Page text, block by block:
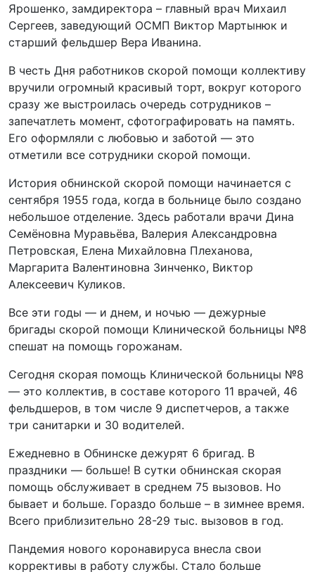
Ярошенко, замдиректора – главный врач Михаил
Сергеев, заведующий ОСМП Виктор Мартынюк и
старший фельдшер Вера Иванина.
В честь Дня работников скорой помощи коллективу
вручили огромный красивый торт, вокруг которого
сразу же выстроилась очередь сотрудников –
запечатлеть момент, сфотографировать на память.
Его оформляли с любовью и заботой — это
отметили все сотрудники скорой помощи.
История обнинской скорой помощи начинается с
сентября 1955 года, когда в больнице было создано
небольшое отделение. Здесь работали врачи Дина
Семёновна Муравьёва, Валерия Александровна
Петровская, Елена Михайловна Плеханова,
Маргарита Валентиновна Зинченко, Виктор
Алексеевич Куликов.
Все эти годы — и днем, и ночью — дежурные
бригады скорой помощи Клинической больницы №8
спешат на помощь горожанам.
Сегодня скорая помощь Клинической больницы №8
— это коллектив, в составе которого 11 врачей, 46
фельдшеров, в том числе 9 диспетчеров, а также
три санитарки и 30 водителей.
Ежедневно в Обнинске дежурят 6 бригад. В
праздники — больше! В сутки обнинская скорая
помощь обслуживает в среднем 75 вызовов. Но
бывает и больше. Гораздо больше – в зимнее время.
Всего приблизительно 28-29 тыс. вызовов в год.
Пандемия нового коронавируса внесла свои
коррективы в работу службы. Стало больше